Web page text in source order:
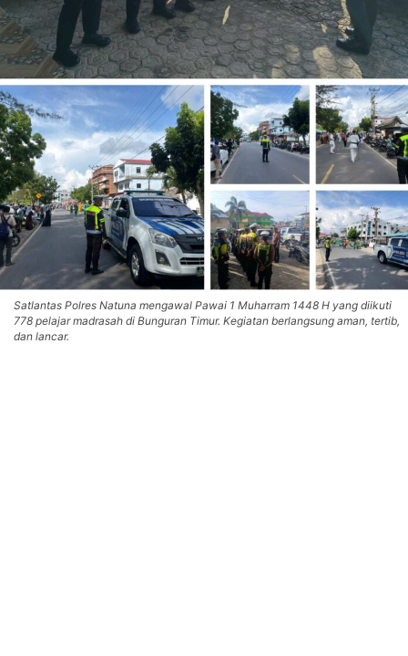
Satlantas Polres Natuna mengawal Pawai 1 Muharram 1448 H yang diikuti
778 pelajar madrasah di Bunguran Timur. Kegiatan berlangsung aman, tertib,
dan lancar.